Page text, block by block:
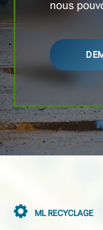
nous
ML RECYCLAGE